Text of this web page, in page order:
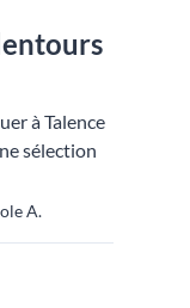
à Talence
sélection
A.